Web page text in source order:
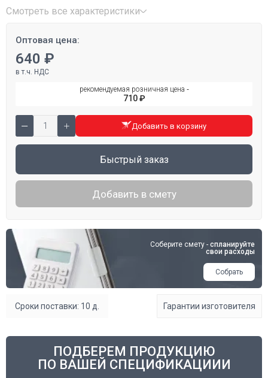
Смотреть все характеристики
Оптовая цена:
640 ₽
в т.ч. НДС
рекомендуемая розничная цена ‐
710 ₽
Добавить в корзину
Быстрый заказ
Добавить в смету
Соберите смету - спланируйте
свои расходы
Собрать
Сроки поставки: 10 д. Гарантии изготовителя
ПОДБЕРЕМ ПРОДУКЦИЮ
ПО ВАШЕЙ СПЕЦИФИКАЦИИИ